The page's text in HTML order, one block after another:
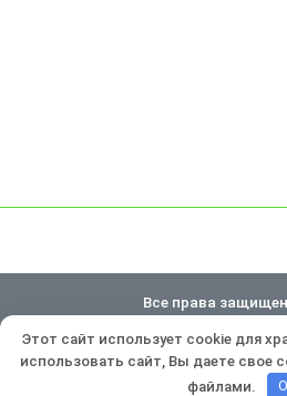
Все права
Политика
Разработка и
Этот сайт использует cookie для
использовать сайт, Вы даете свое
файлами.